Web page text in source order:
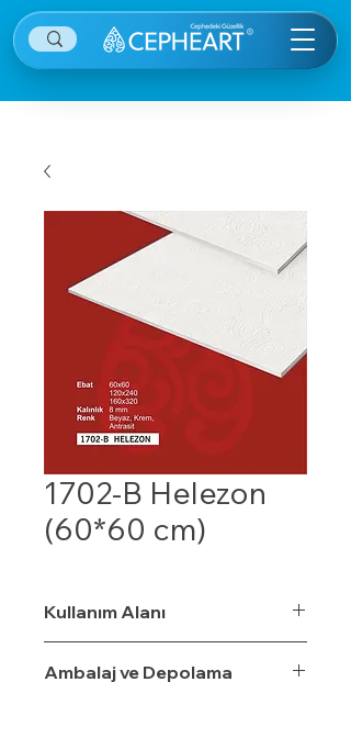
1702-B Helezon
(60*60 cm)
Kullanım Alanı
Ambalaj ve Depolama